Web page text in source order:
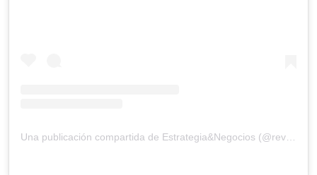
Una publicación compartida de Estrategia&Negocios (@revista_eyn)